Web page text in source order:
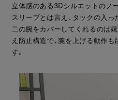
立体感のある3Dシルエットのノ
スリーブとは言え、タックの入
二の腕をカバーしてくれるのは
え防止構造で、腕を上げる動作
す。